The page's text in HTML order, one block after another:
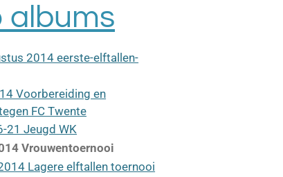
albums
2014 eerste-elftallen-
Voorbereiding en
FC Twente
21 Jeugd WK
Vrouwentoernooi
Lagere elftallen toernooi